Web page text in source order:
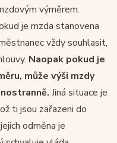
výměrem.
je mzda stanovena
vždy souhlasit,
Naopak pokud je
může výši mzdy
Jiná situace je
ti jsou zařazeni do
odměna je